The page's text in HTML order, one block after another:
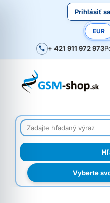
Prihlásiť sa
EUR
+ 421 911 972 973
Vyberte